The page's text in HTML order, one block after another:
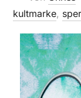
kultmarke,